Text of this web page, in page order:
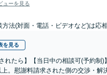
ューを見る
方法(対面・電話・ビデオなど)は応
を見る
れたら】【当日中の相談可(予約
。慰謝料請求された側の交渉・解